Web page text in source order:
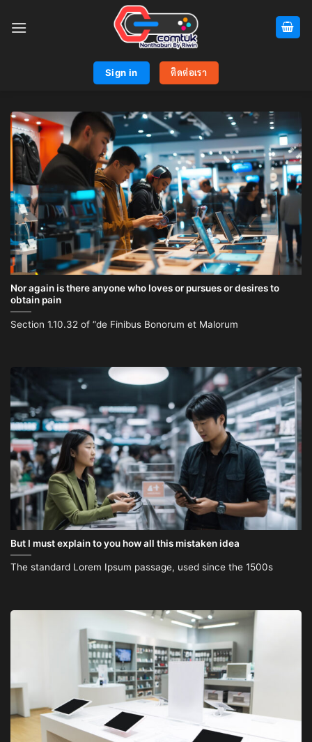
Sign in ติดต่อเรา
Nor again is there anyone who loves or pursues or desires to
obtain pain
Section 1.10.32 of “de Finibus Bonorum et Malorum
But I must explain to you how all this mistaken idea
The standard Lorem Ipsum passage, used since the 1500s